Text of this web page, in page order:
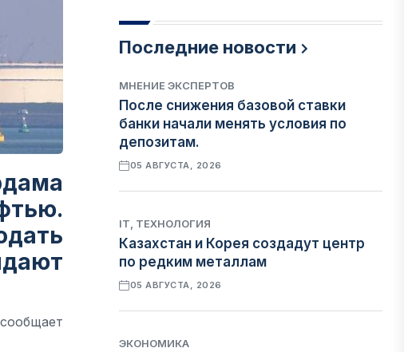
Последние новости
МНЕНИЕ ЭКСПЕРТОВ
После снижения базовой ставки
банки начали менять условия по
депозитам.
05 АВГУСТА, 2026
IT, ТЕХНОЛОГИЯ
Казахстан и Корея создадут центр
по редким металлам
05 АВГУСТА, 2026
ЭКОНОМИКА